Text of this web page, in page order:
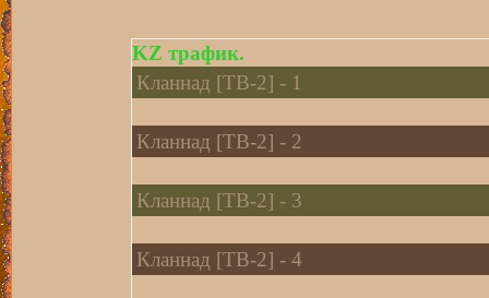
KZ трафик.
Кланнад [ТВ-2] - 1
Кланнад [ТВ-2] - 2
Кланнад [ТВ-2] - 3
Кланнад [ТВ-2] - 4